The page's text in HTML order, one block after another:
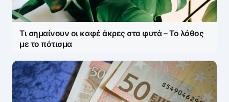
Τι σημαίνουν οι καφέ άκρες στα φυτά – Το λάθος
με το πότισμα